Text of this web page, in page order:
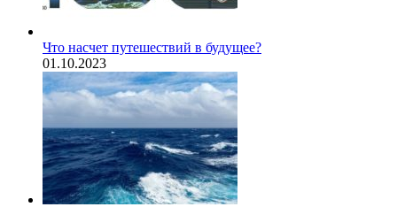
Что насчет путешествий в будущее?
01.10.2023